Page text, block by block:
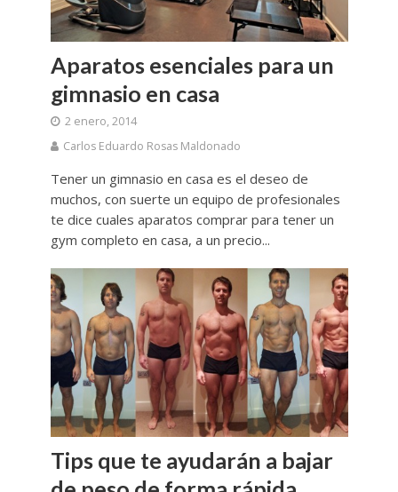
Aparatos esenciales para un
gimnasio en casa
2 enero, 2014
Carlos Eduardo Rosas Maldonado
Tener un gimnasio en casa es el deseo de
muchos, con suerte un equipo de profesionales
te dice cuales aparatos comprar para tener un
gym completo en casa, a un precio...
Tips que te ayudarán a bajar